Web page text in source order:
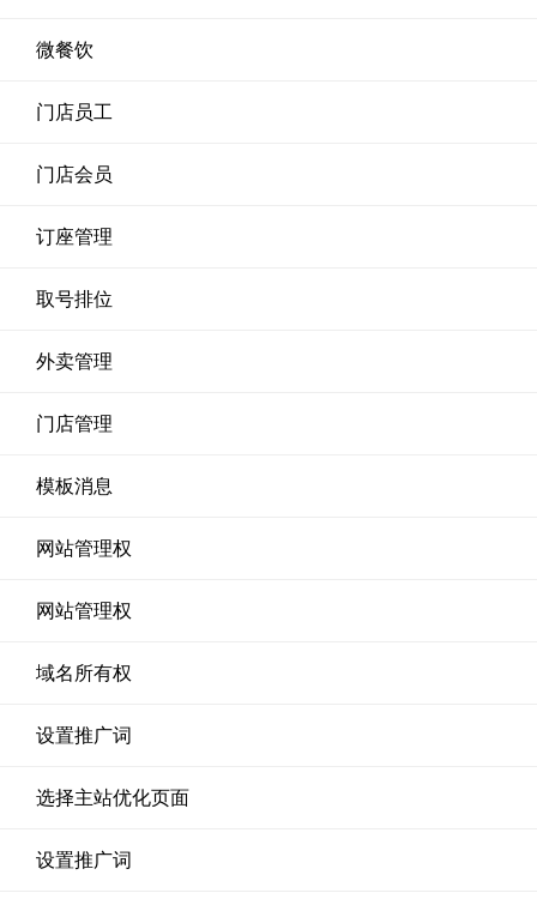
微餐饮
门店员工
门店会员
订座管理
取号排位
外卖管理
门店管理
模板消息
网站管理权
网站管理权
域名所有权
设置推广词
选择主站优化页面
设置推广词